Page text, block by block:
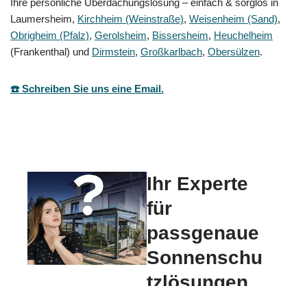
Ihre persönliche Überdachungslösung – einfach & sorglos in
Laumersheim, Kirchheim (Weinstraße), Weisenheim (Sand),
Obrigheim (Pfalz), Gerolsheim, Bissersheim, Heuchelheim
(Frankenthal) und Dirmstein, Großkarlbach, Obersülzen.
☎️ Schreiben Sie uns eine Email.
Ihr Experte
für
passgenaue
Sonnenschu